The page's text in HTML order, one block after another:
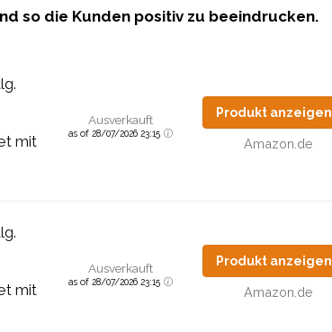
so die Kunden positiv zu beeindrucken.
mit
Ausverkauft
as of 28/07/2026 23:15
Produkt anzeigen
Amazon.de
mit
Ausverkauft
as of 28/07/2026 23:15
Produkt anzeigen
Amazon.de